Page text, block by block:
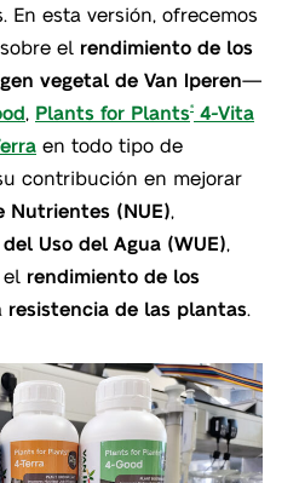
En esta versión, ofrecemos
el rendimiento de los
vegetal de Van Iperen—
, Plants for Plants®
4-Vita
en todo tipo de
contribución en mejorar
Nutrientes (NUE),
Uso del Agua (WUE),
el rendimiento de los
resistencia de las plantas.